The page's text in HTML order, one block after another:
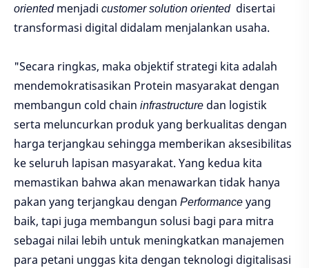
orientedmenjadi customer solution oriented disertai
transformasi digital didalam menjalankan usaha.
"Secara ringkas, maka objektif strategi kita adalah
mendemokratisasikan Protein masyarakat dengan
membangun cold chain infrastructure dan logistik
serta meluncurkan produk yang berkualitas dengan
harga terjangkau sehingga memberikan aksesibilitas
ke seluruh lapisan masyarakat. Yang kedua kita
memastikan bahwa akan menawarkan tidak hanya
pakan yang terjangkau dengan Performanceyang
baik, tapi juga membangun solusi bagi para mitra
sebagai nilai lebih untuk meningkatkan manajemen
para petani unggas kita dengan teknologi digitalisasi